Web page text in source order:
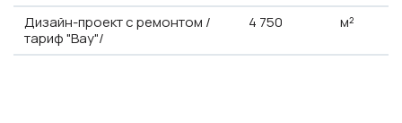
Дизайн-проект с ремонтом /
тариф "Вау"/
4 750 м²